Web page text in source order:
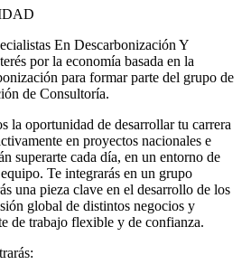
En Descarbonización Y
por la economía basada en la
para formar parte del grupo de
de Consultoría.
la oportunidad de desarrollar tu carrera
en proyectos nacionales e
superarte cada día, en un entorno de
Te integrarás en un grupo
una pieza clave en el desarrollo de los
global de distintos negocios y
de trabajo flexible y de confianza.